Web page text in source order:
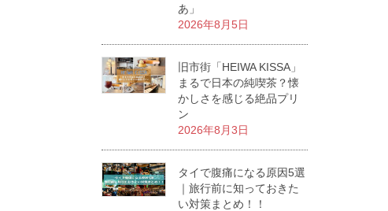
あ」
2026年8月5日
旧市街「HEIWA KISSA」
まるで日本の純喫茶？懐
かしさを感じる絶品プリ
ン
2026年8月3日
タイで腹痛になる原因5選
｜旅行前に知っておきた
い対策まとめ！！